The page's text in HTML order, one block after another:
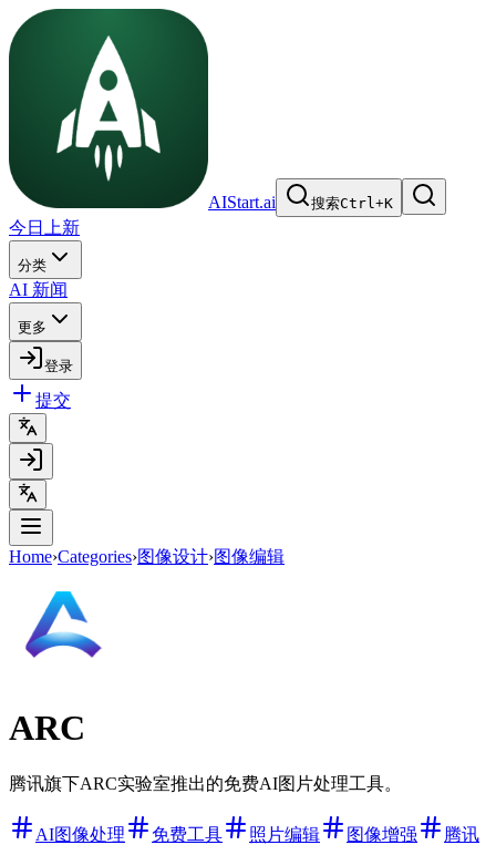
AIStart.ai 搜索Ctrl+K
今日上新
分类
AI 新闻
更多
登录
提交
Home›Categories›图像设计›图像编辑
ARC
腾讯旗下ARC实验室推出的免费AI图片处理工具。
AI图像处理 免费工具 照片编辑 图像增强 腾讯